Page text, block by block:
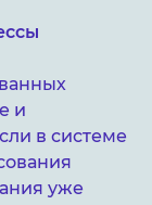
и
в системе
уже